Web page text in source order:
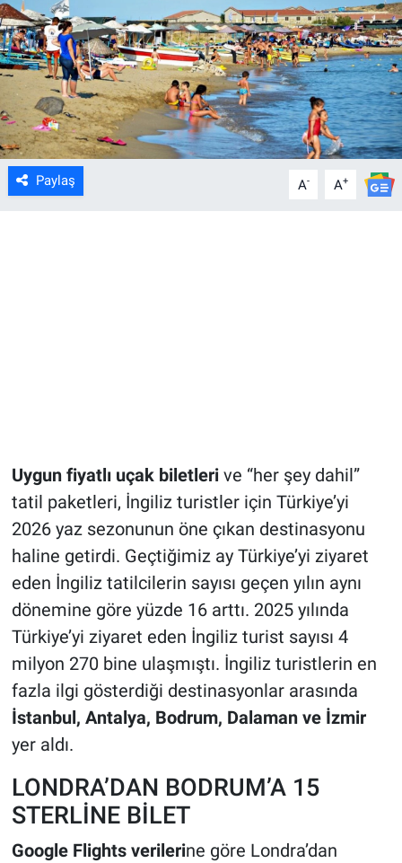
Paylaş A- A+
Uygun fiyatlı uçak biletlerive “her şey dahil”
tatil paketleri, İngiliz turistler için Türkiye’yi
2026 yaz sezonunun öne çıkan destinasyonu
haline getirdi. Geçtiğimiz ay Türkiye’yi ziyaret
eden İngiliz tatilcilerin sayısı geçen yılın aynı
dönemine göre yüzde 16 arttı. 2025 yılında
Türkiye’yi ziyaret eden İngiliz turist sayısı 4
milyon 270 bine ulaşmıştı. İngiliz turistlerin en
fazla ilgi gösterdiği destinasyonlar arasında
İstanbul, Antalya, Bodrum, Dalaman ve İzmir
yer aldı.
LONDRA’DAN BODRUM’A 15
STERLİNE BİLET
Google Flights verilerine göre Londra’dan